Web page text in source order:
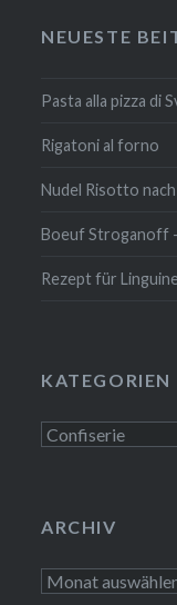
NEUESTE
Pasta alla pizza di
Rigatoni al forno
Nudel Risotto
Boeuf Stro­gan­off
Rezept für
KATE­GO­RIEN
Kate­
ARCHIV
Archiv